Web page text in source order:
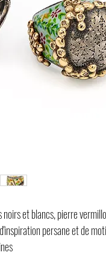
et blancs, pierre
persane et de